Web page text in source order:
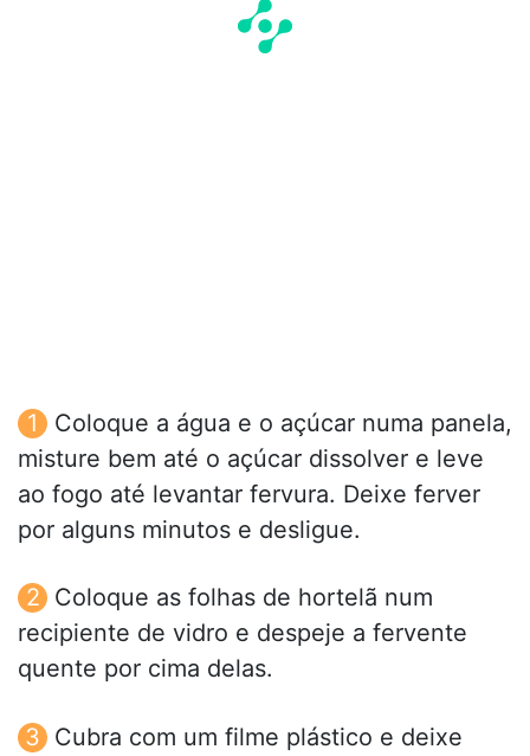
Coloque a água e o açúcar numa panela,
misture bem até o açúcar dissolver e leve
ao fogo até levantar fervura. Deixe ferver
por alguns minutos e desligue.
Coloque as folhas de hortelã num
recipiente de vidro e despeje a fervente
quente por cima delas.
Cubra com um filme plástico e deixe